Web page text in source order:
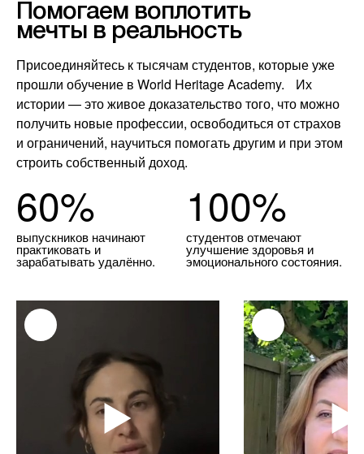
Помогаем воплотить
мечты в реальность
Присоединяйтесь к тысячам студентов, которые уже
прошли обучение в World Heritage Academy. Их
истории — это живое доказательство того, что можно
получить новые профессии, освободиться от страхов
и ограничений, научиться помогать другим и при этом
строить собственный доход.
60%
выпускников начинают
практиковать и
зарабатывать удалённо.
100%
студентов отмечают
улучшение здоровья и
эмоционального состояния.
"Я приобрела не просто знания,
а новую жизнь! Огромное
спасибо Виктору Алексееву и
всем наставникам за поддержку."
"Обучение
ожидания!
настоящий
Благодаря вам